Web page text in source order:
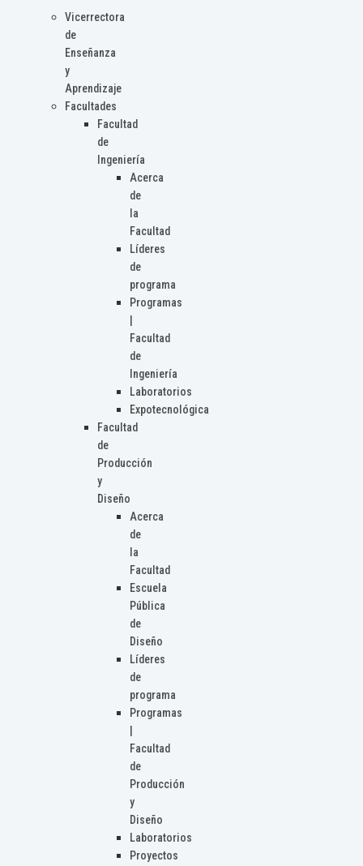
Vicerrectora
de
Enseñanza
y
Aprendizaje
Facultades
Facultad
de
Ingeniería
Acerca
de
la
Facultad
Líderes
de
programa
Programas
Facultad
de
Ingeniería
Laboratorios
Expotecnológica
Facultad
de
Producción
y
Diseño
Acerca
de
la
Facultad
Escuela
Pública
de
Diseño
Líderes
de
programa
Programas
Facultad
de
Producción
y
Diseño
Laboratorios
Proyectos